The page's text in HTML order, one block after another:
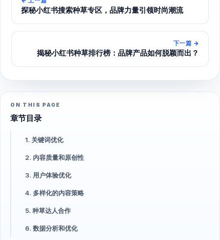
探秘小红书搜索种草专区，品牌力量引领时尚潮流
下一篇 →
揭秘小红书种草排行榜：品牌产品如何脱颖而出？
ON THIS PAGE
章节目录
1. 关键词优化
2. 内容质量和原创性
3. 用户体验优化
4. 多样化的内容策略
5. 种草达人合作
6. 数据分析和优化